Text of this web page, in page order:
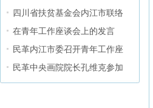
四川省扶贫基金会内江市联络
在青年工作座谈会上的发言
民革内江市委召开青年工作座
民革中央画院院长孔维克参加